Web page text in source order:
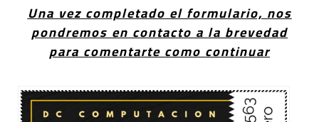
Una vez completado el formulario, nos
pondremos en contacto a la brevedad
para comentarte como continuar